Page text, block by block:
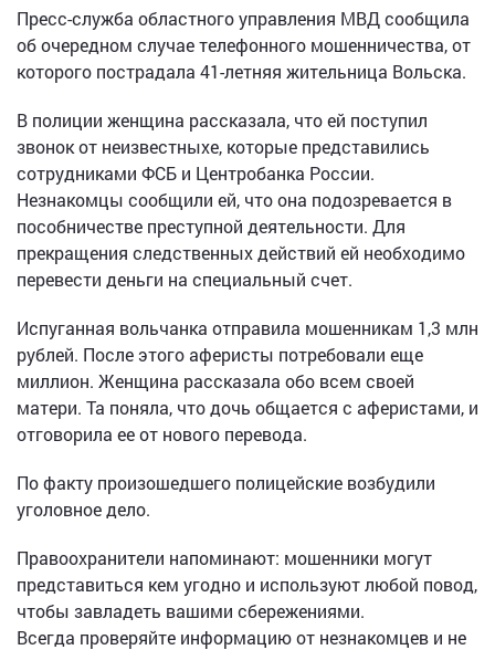
Пресс-служба областного управления МВД сообщила
об очередном случае телефонного мошенничества, от
которого пострадала 41-летняя жительница Вольска.
В полиции женщина рассказала, что ей поступил
звонок от неизвестныхе, которые представились
сотрудниками ФСБ и Центробанка России.
Незнакомцы сообщили ей, что она подозревается в
пособничестве преступной деятельности. Для
прекращения следственных действий ей необходимо
перевести деньги на специальный счет.
Испуганная вольчанка отправила мошенникам 1,3 млн
рублей. После этого аферисты потребовали еще
миллион. Женщина рассказала обо всем своей
матери. Та поняла, что дочь общается с аферистами, и
отговорила ее от нового перевода.
По факту произошедшего полицейские возбудили
уголовное дело.
Правоохранители напоминают: мошенники могут
представиться кем угодно и используют любой повод,
чтобы завладеть вашими сбережениями.
Всегда проверяйте информацию от незнакомцев и не